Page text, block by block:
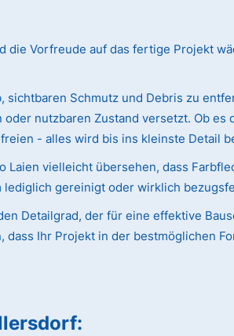
die Vorfreude auf das fertige Projekt
Schmutz und Debris zu
nutzbaren Zustand versetzt. Ob es
- alles wird bis ins kleinste Detail
vielleicht übersehen, dass
lediglich gereinigt oder wirklich
Detailgrad, der für eine effektive
Ihr Projekt in der bestmöglichen
: